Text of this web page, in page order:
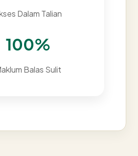
Dalam Talian
100%
Balas Sulit